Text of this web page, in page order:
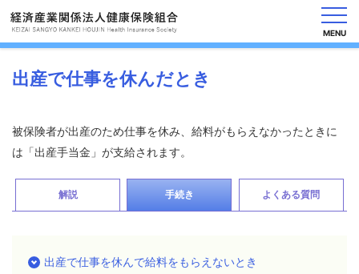
MENU
保
し
出産で仕事を休んだとき
被保険者が出産のため仕事を休み、給料がもらえなかったときに
は「出産手当金」が支給されます。
解説 手続き よくある質問
出産で仕事を休んで給料をもらえないとき